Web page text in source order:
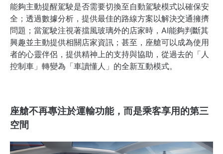
能夠主動提醒駕駛是否需要切換至自動駕駛模式以確保安
全；透過數據分析，提供最佳的路線方案以解決交通擁擠
問題；當駕駛注視著擋風玻璃外的店家時，AI能夠判斷其
興趣並主動提供相關店家資訊；甚至，座艙可以成為使用
者的心靈伴侶，提供精神上的支持與協助，從過去的「人
控制車」轉變為「車讀懂人」的全新互動模式。
座艙不再專注於運輸功能，而是乘客享用的第三
空間